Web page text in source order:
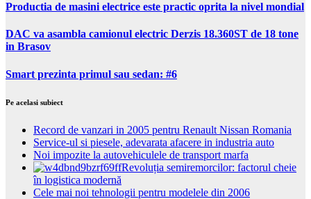
Productia de masini electrice este practic oprita la nivel mondial
DAC va asambla camionul electric Derzis 18.360ST de 18 tone
in Brasov
Smart prezinta primul sau sedan: #6
Pe acelasi subiect
Record de vanzari in 2005 pentru Renault Nissan Romania
Service-ul si piesele, adevarata afacere in industria auto
Noi impozite la autovehiculele de transport marfa
Revoluția semiremorcilor: factorul cheie
în logistica modernă
Cele mai noi tehnologii pentru modelele din 2006